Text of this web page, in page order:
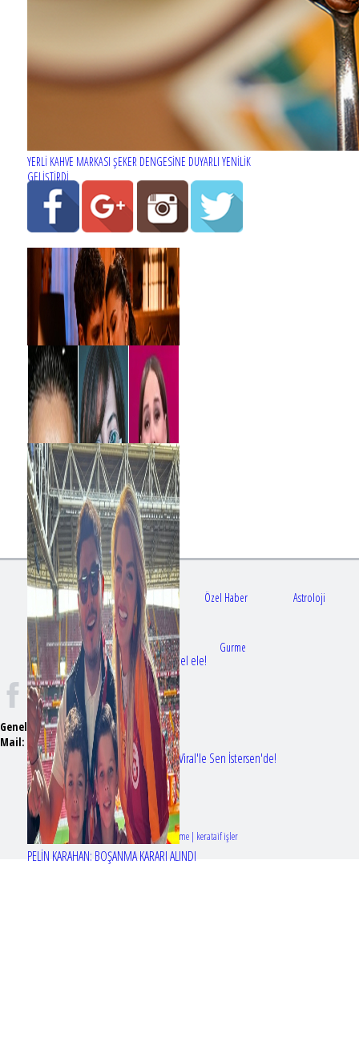
YERLİ KAHVE MARKASI ŞEKER DENGESİNE DUYARLI YENİLİK
GELİŞTİRDİ
Bir dizi aşkı daha gerçek oldu: Sette el ele!
Erol Köse'nin mektupları ilk kez Nur Viral'le Sen İstersen'de!
PELİN KARAHAN: BOŞANMA KARARI ALINDI
Gündem Sağlık Özel Haber Astroloji
Doktorlar Gurme
Genel Yayın Yönetmeni:Seyhan Erdağ
Mail:
emizmagazin@gmail.com
Tasarım & Geliştirme | kerataif işler